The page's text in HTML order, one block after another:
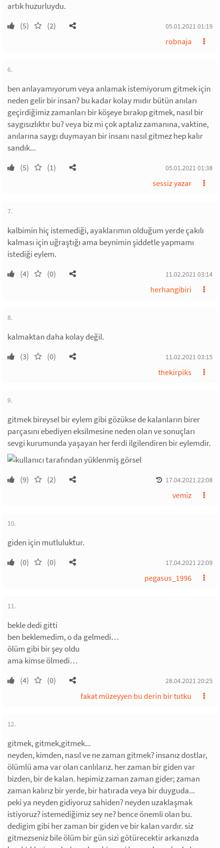
artık huzurluydu.
(5) (2) 05.01.2021 01:19
robnaja
6.
ben anlayamıyorum veya anlamak istemiyorum gitmek için
neden gelir bir insan? bu kadar kolay mıdır bütün anıları
geçirdiğimiz zamanları bir köşeye bırakıp gitmek, nasıl bir
saygısızlıktır bu? veya biz mi çok aptalız zamanına, vaktine,
anılarına saygı duymayan bir insanı nasıl gitmez hep kalır
sandık...
(5) (1) 05.01.2021 01:38
sessiz yazar
7.
kalbimin hiç istemediği, ayaklarımın olduğum yerde çakılı
kalması için uğraştığı ama beynimin şiddetle yapmamı
istediği eylem.
(4) (0) 11.02.2021 03:14
herhangibiri
8.
kalmaktan daha kolay değil.
(3) (0) 11.02.2021 03:15
thekirpiks
9.
gitmek bireysel bir eylem gibi gözükse de kalanların birer
parçasını ebediyen eksilmesine neden olan ve sonuçları
sevgi kurumunda yaşayan her ferdi ilgilendiren bir eylemdir.
(9) (2) 17.04.2021 22:08
vemiz
10.
giden için mutluluktur.
(0) (0) 17.04.2021 22:09
pegasus_1996
11.
bekle dedi gitti
ben beklemedim, o da gelmedi…
ölüm gibi bir şey oldu
ama kimse ölmedi…
(4) (0) 28.04.2021 20:25
fakat müzeyyen bu derin bir tutku
12.
gitmek, gitmek,gitmek...
neyden, kimden, nasıl ve ne zaman gitmek? insanız dostlar,
ölümlü ama var olan canlılarız. her zaman bir giden var
bizden, bir de kalan. hepimiz zaman zaman gider; zaman
zaman kalırız bir yerde, bir hatırada veya bir duyguda...
peki ya neyden gidiyoruz sahiden? neyden uzaklaşmak
istiyoruz? istemediğimiz sey ne? bence önemli olan bu.
dedigim gibi her zaman bir giden ve bir kalan vardır. siz
gitmezseniz bile ölüm bir gün sizi götürecektir arkanızda